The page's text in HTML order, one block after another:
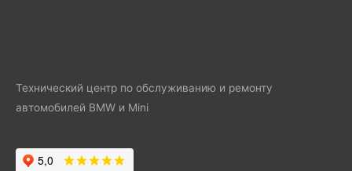
Технический центр по обслуживанию и ремонту
автомобилей BMW и Mini